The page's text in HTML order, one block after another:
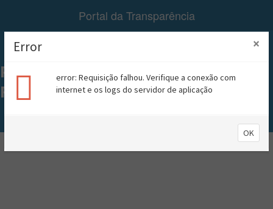
Portal da Transparência
Menu
PREFEITURA MUNICIPAL DE
RIACHÃO
×
Error
error: Requisição falhou. Verifique a conexão com
internet e os logs do servidor de aplicação
OK